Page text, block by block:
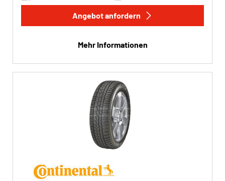
Angebot anfordern
Mehr Informationen